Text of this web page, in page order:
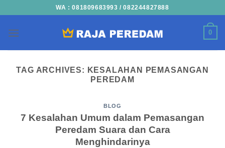
content
WA : 081809683993 / 082244827888
0
TAG ARCHIVES: KESALAHAN PEMASANGAN
PEREDAM
BLOG
7 Kesalahan Umum dalam Pemasangan
Peredam Suara dan Cara
Menghindarinya